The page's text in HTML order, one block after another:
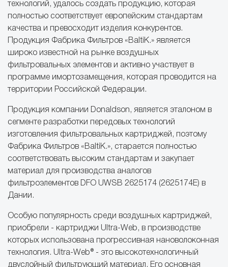
технологий, удалось создать продукцию, которая
полностью соответствует европейским стандартам
качества и превосходит изделия конкурентов.
Продукция Фабрика Фильтров «BaltiK.» является
широко известной на рынке воздушных
фильтровальных элементов и активно участвует в
программе имортозамещения, которая проводится на
территории Российской Федерации.
Продукция компании Donaldson, является эталоном в
сегменте разработки передовых технологий
изготовления фильтровальных картриджей, поэтому
Фабрика Фильтров «BaltiK.», старается полностью
соответствовать высоким стандартам и закупает
материал для производства аналогов
фильтроэлементов DFO UWSB 2625174 (2625174Е) в
Дании.
Особую популярность среди воздушных картриджей,
приобрели - картриджи Ultra-Web, в производстве
которых использована прогрессивная нановолоконная
технология. Ultra-Web® - это высокотехнологичный
двуслойный фильтрующий материал. Его основная